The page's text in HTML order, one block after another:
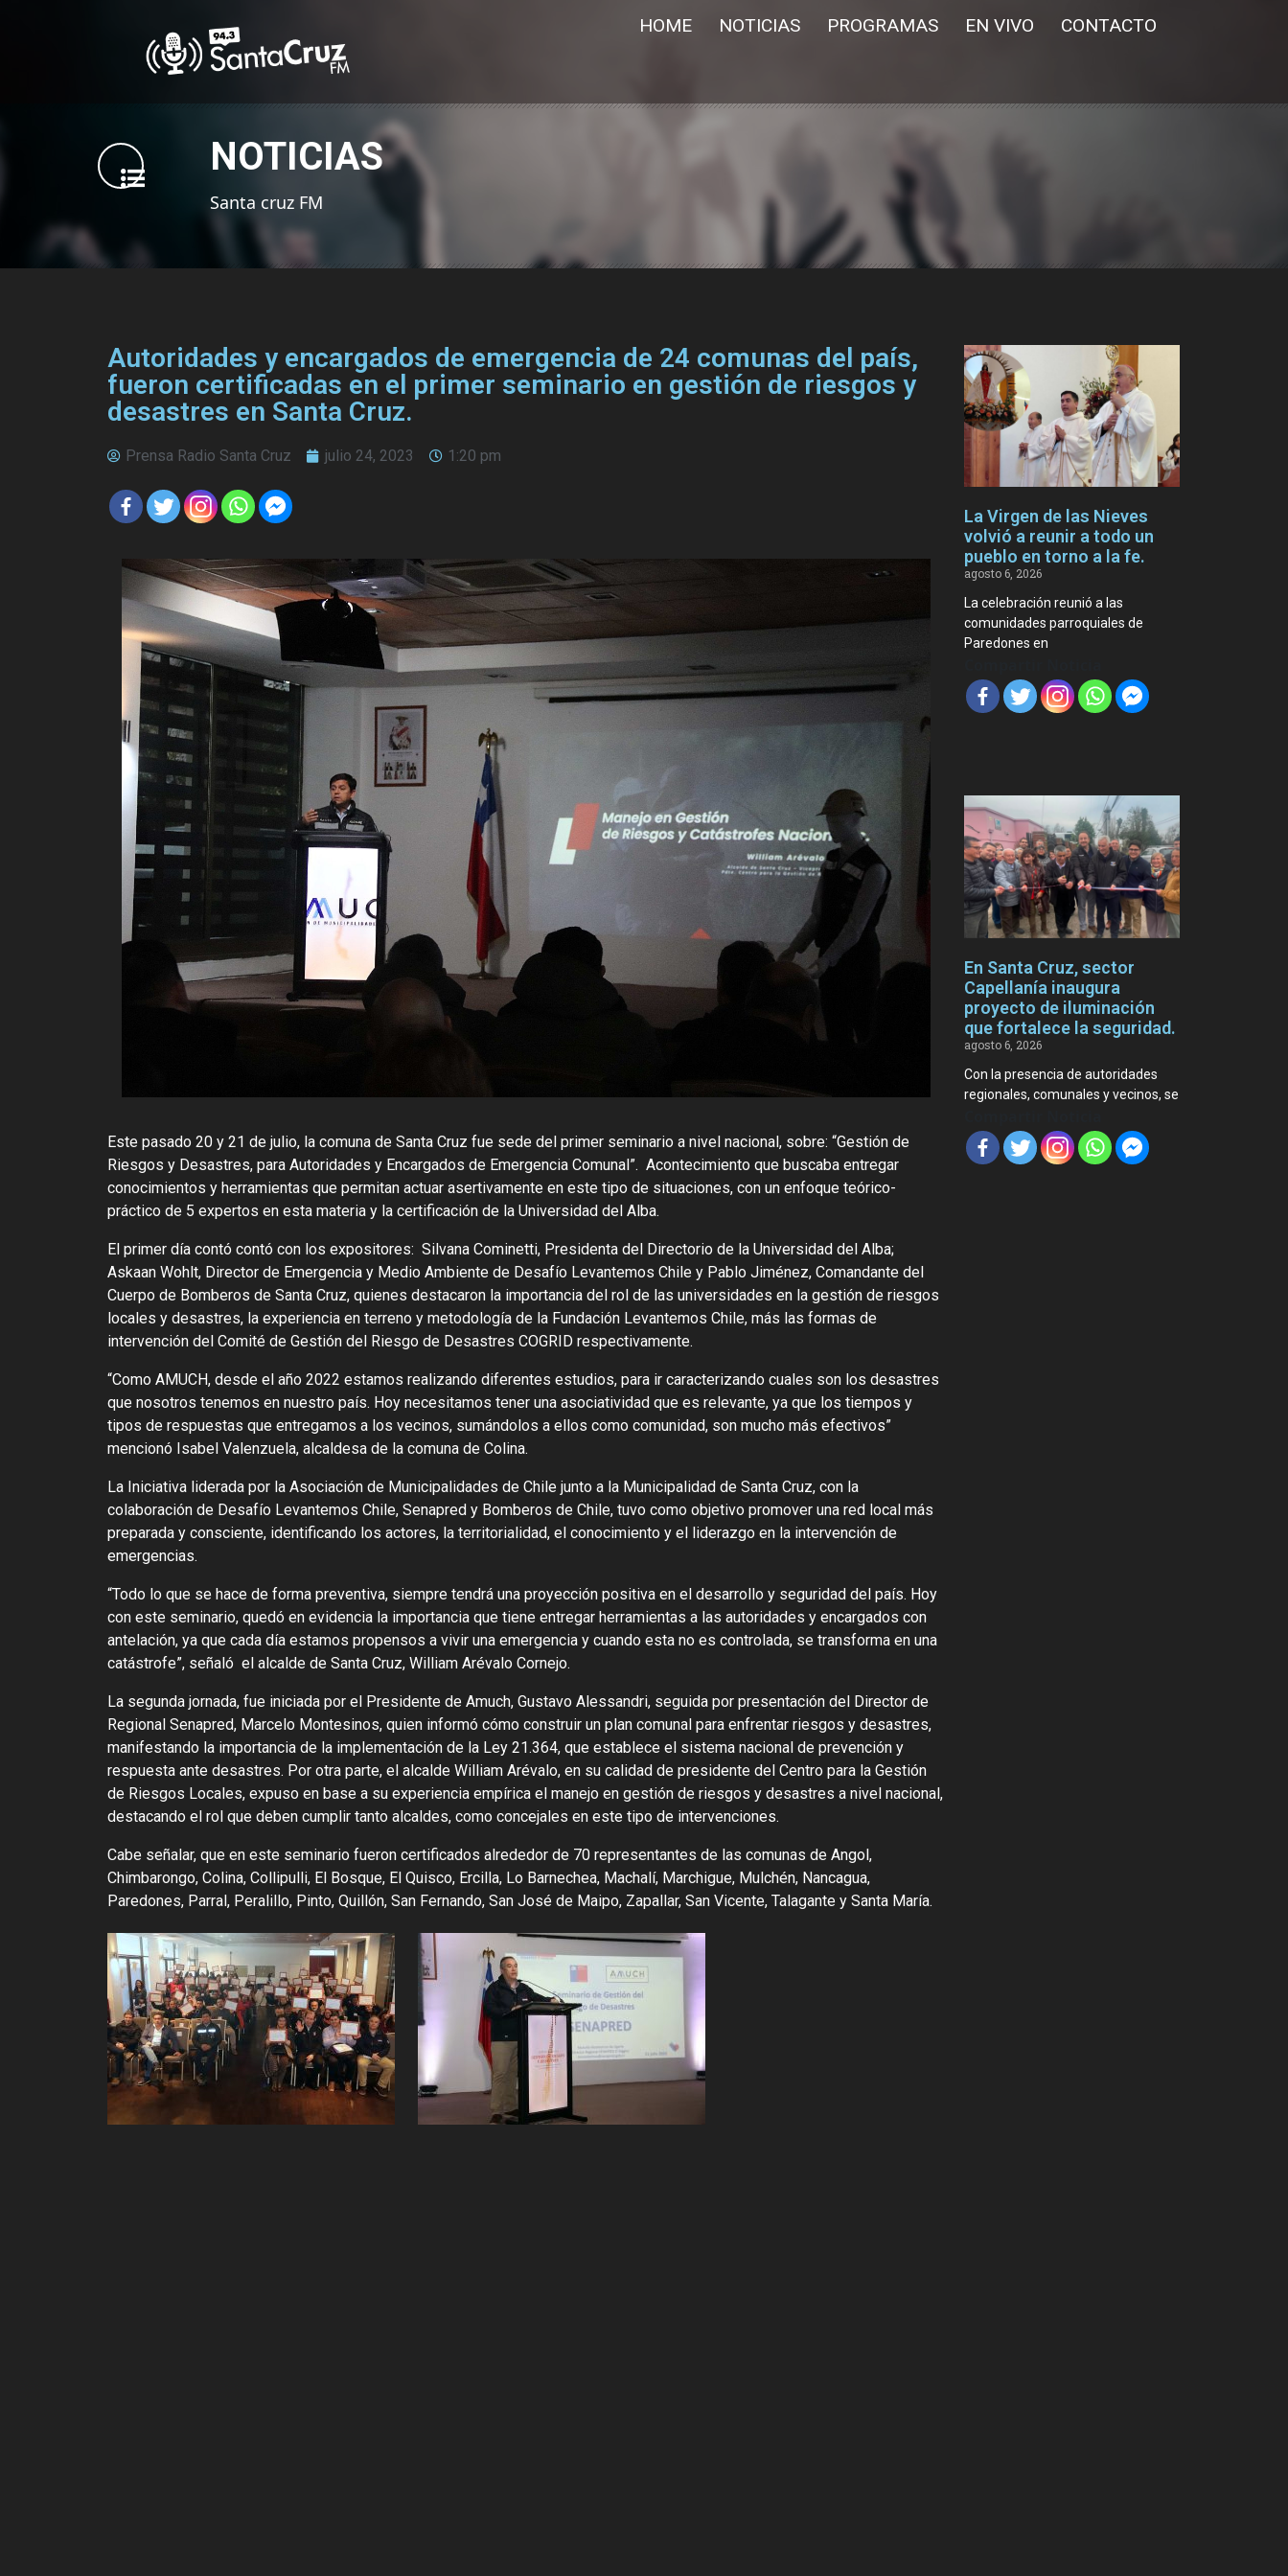
HOME NOTICIAS PROGRAMAS EN VIVO CONTACTO
NOTICIAS
Santa cruz FM
Autoridades y encargados de emergencia de 24 comunas del país,
fueron certificadas en el primer seminario en gestión de riesgos y
desastres en Santa Cruz.
Prensa Radio Santa Cruz julio 24, 2023 1:20 pm
Este pasado 20 y 21 de julio, la comuna de Santa Cruz fue sede del primer seminario a nivel nacional, sobre: “Gestión de
Riesgos y Desastres, para Autoridades y Encargados de Emergencia Comunal”. Acontecimiento que buscaba entregar
conocimientos y herramientas que permitan actuar asertivamente en este tipo de situaciones, con un enfoque teórico-
práctico de 5 expertos en esta materia y la certificación de la Universidad del Alba.
El primer día contó contó con los expositores: Silvana Cominetti, Presidenta del Directorio de la Universidad del Alba;
Askaan Wohlt, Director de Emergencia y Medio Ambiente de Desafío Levantemos Chile y Pablo Jiménez, Comandante del
Cuerpo de Bomberos de Santa Cruz, quienes destacaron la importancia del rol de las universidades en la gestión de riesgos
locales y desastres, la experiencia en terreno y metodología de la Fundación Levantemos Chile, más las formas de
intervención del Comité de Gestión del Riesgo de Desastres COGRID respectivamente.
“Como AMUCH, desde el año 2022 estamos realizando diferentes estudios, para ir caracterizando cuales son los desastres
que nosotros tenemos en nuestro país. Hoy necesitamos tener una asociatividad que es relevante, ya que los tiempos y
tipos de respuestas que entregamos a los vecinos, sumándolos a ellos como comunidad, son mucho más efectivos”
mencionó Isabel Valenzuela, alcaldesa de la comuna de Colina.
La Iniciativa liderada por la Asociación de Municipalidades de Chile junto a la Municipalidad de Santa Cruz, con la
colaboración de Desafío Levantemos Chile, Senapred y Bomberos de Chile, tuvo como objetivo promover una red local más
preparada y consciente, identificando los actores, la territorialidad, el conocimiento y el liderazgo en la intervención de
emergencias.
“Todo lo que se hace de forma preventiva, siempre tendrá una proyección positiva en el desarrollo y seguridad del país. Hoy
con este seminario, quedó en evidencia la importancia que tiene entregar herramientas a las autoridades y encargados con
antelación, ya que cada día estamos propensos a vivir una emergencia y cuando esta no es controlada, se transforma en una
catástrofe”, señaló el alcalde de Santa Cruz, William Arévalo Cornejo.
La segunda jornada, fue iniciada por el Presidente de Amuch, Gustavo Alessandri, seguida por presentación del Director de
Regional Senapred, Marcelo Montesinos, quien informó cómo construir un plan comunal para enfrentar riesgos y desastres,
manifestando la importancia de la implementación de la Ley 21.364, que establece el sistema nacional de prevención y
respuesta ante desastres. Por otra parte, el alcalde William Arévalo, en su calidad de presidente del Centro para la Gestión
de Riesgos Locales, expuso en base a su experiencia empírica el manejo en gestión de riesgos y desastres a nivel nacional,
destacando el rol que deben cumplir tanto alcaldes, como concejales en este tipo de intervenciones.
Cabe señalar, que en este seminario fueron certificados alrededor de 70 representantes de las comunas de Angol,
Chimbarongo, Colina, Collipulli, El Bosque, El Quisco, Ercilla, Lo Barnechea, Machalí, Marchigue, Mulchén, Nancagua,
Paredones, Parral, Peralillo, Pinto, Quillón, San Fernando, San José de Maipo, Zapallar, San Vicente, Talagante y Santa María.
La Virgen de las Nieves
volvió a reunir a todo un
pueblo en torno a la fe.
agosto 6, 2026
La celebración reunió a las
comunidades parroquiales de
Paredones en
En Santa Cruz, sector
Capellanía inaugura
proyecto de iluminación
que fortalece la seguridad.
agosto 6, 2026
Con la presencia de autoridades
regionales, comunales y vecinos, se